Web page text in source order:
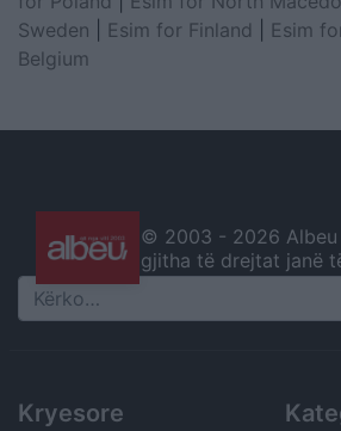
Sweden
Esim for Finland Esim
Belgium
© 2003 - 2026 Albeu
gjitha të drejtat janë
Search
Kryesore